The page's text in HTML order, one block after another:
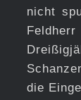
nicht
die